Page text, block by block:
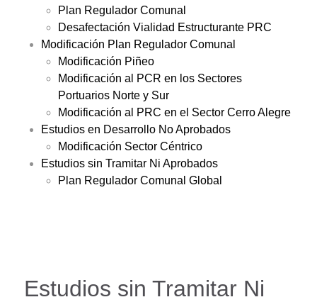
Plan Regulador Comunal
Desafectación Vialidad Estructurante PRC
Modificación Plan Regulador Comunal
Modificación Piñeo
Modificación al PCR en los Sectores
Portuarios Norte y Sur
Modificación al PRC en el Sector Cerro Alegre
Estudios en Desarrollo No Aprobados
Modificación Sector Céntrico
Estudios sin Tramitar Ni Aprobados
Plan Regulador Comunal Global
Estudios sin Tramitar Ni